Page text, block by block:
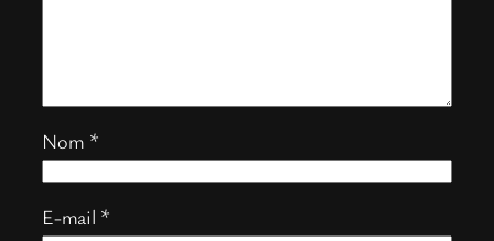
Nom *
E-mail *